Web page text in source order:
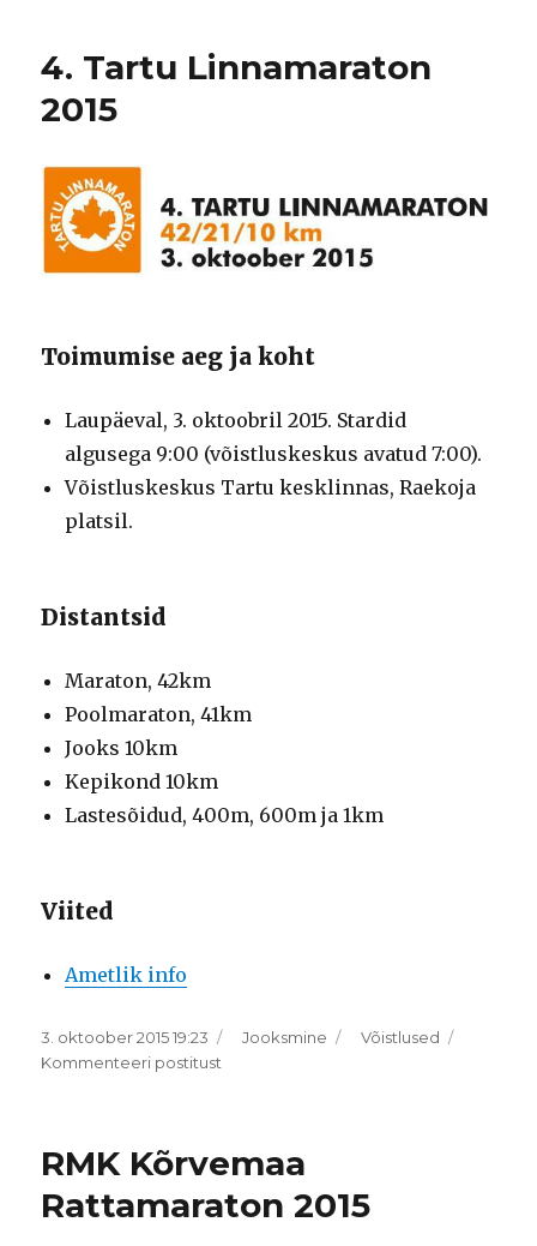
4. Tartu Linnamaraton
2015
Toimumise aeg ja koht
Laupäeval, 3. oktoobril 2015. Stardid
algusega 9:00 (võistluskeskus avatud 7:00).
Võistluskeskus Tartu kesklinnas, Raekoja
platsil.
Distantsid
Maraton, 42km
Poolmaraton, 41km
Jooks 10km
Kepikond 10km
Lastesõidud, 400m, 600m ja 1km
Viited
Ametlik info
Postitatud
3. oktoober 2015 19:23 Rubriigid
Jooksmine Sildid
Võistlused
Kommenteeri postitust
RMK Kõrvemaa
Rattamaraton 2015